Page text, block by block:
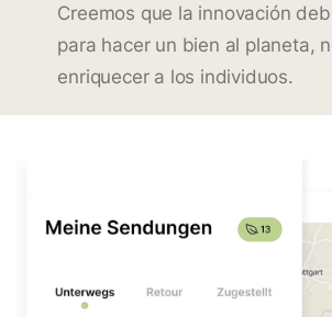
Creemos que la innovación
para hacer un bien al planeta,
enriquecer a los individuos.